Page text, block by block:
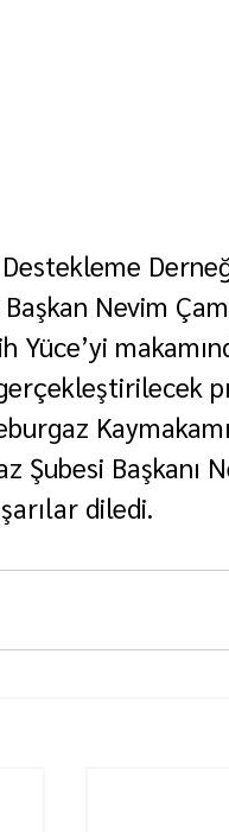
Destekleme
Nevim
Yüce’yi
Şubesi
diledi.